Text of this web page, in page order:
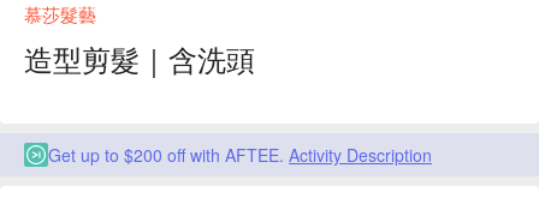
慕莎髮藝
造型剪髮｜含洗頭
Get up to $200 off with AFTEE. Activity Description